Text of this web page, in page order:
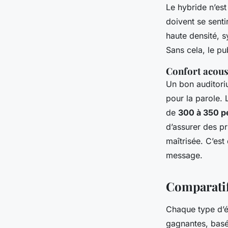
Le hybride
doivent se
haute densité,
Sans cela, le
Confort
Un bon
pour la parole.
de 300 à 350
d’assurer des
maîtrisée.
message.
Chaque type
gagnantes,